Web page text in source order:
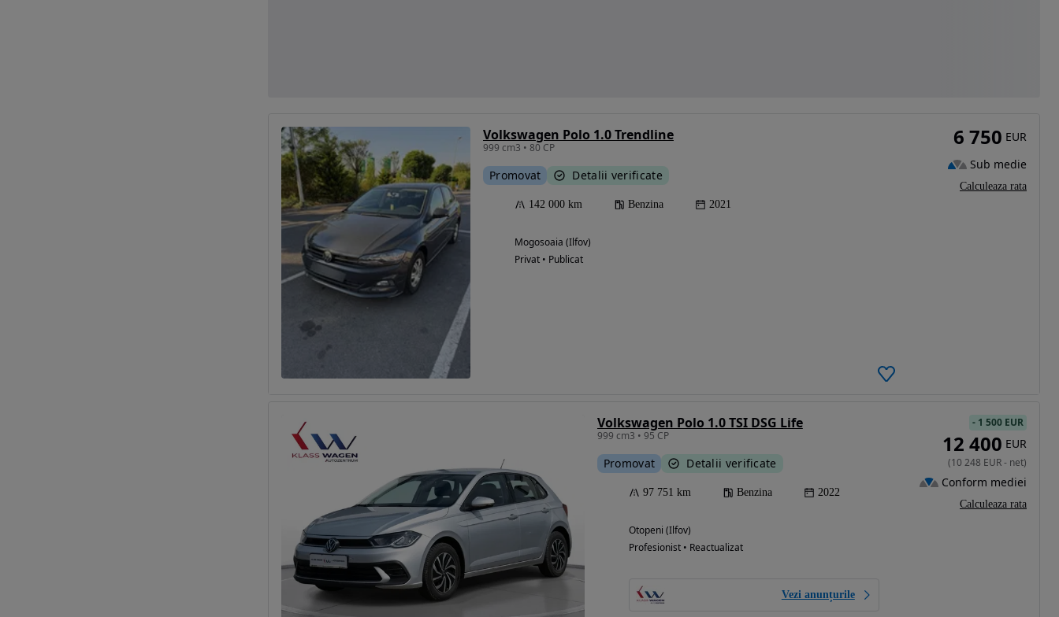
Volkswagen Polo 1.0 Trendline
999 cm3 • 80 CP
Promovat Detalii verificate
142 000 km Benzina 2021
Mogosoaia (Ilfov)
Privat • Publicat
6 750 EUR
Sub medie
Calculeaza rata
Volkswagen Polo 1.0 TSI DSG Life
999 cm3 • 95 CP
Promovat Detalii verificate
97 751 km Benzina 2022
Otopeni (Ilfov)
Profesionist • Reactualizat
Vezi anunțurile
- 1 500 EUR
12 400 EUR
(10 248 EUR- net)
Conform mediei
Calculeaza rata